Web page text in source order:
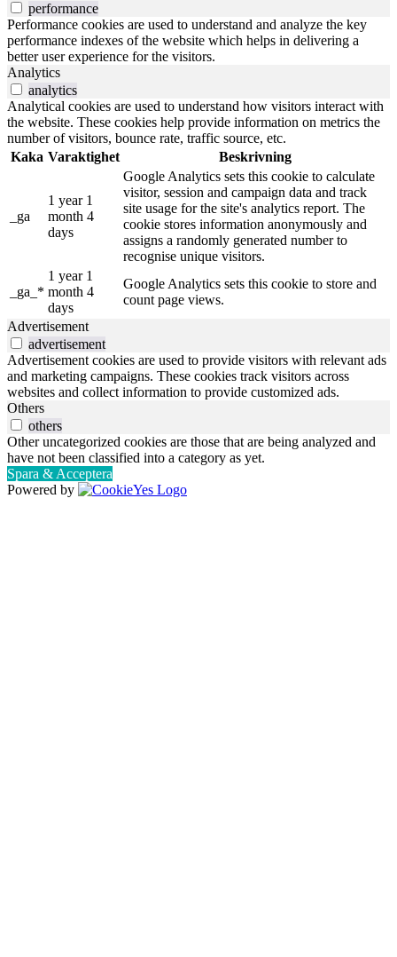
performance
Performance cookies are used to understand and analyze the key
performance indexes of the website which helps in delivering a
better user experience for the visitors.
Analytics
analytics
Analytical cookies are used to understand how visitors interact with
the website. These cookies help provide information on metrics the
number of visitors, bounce rate, traffic source, etc.
Kaka Varaktighet Beskrivning
_ga
1 year 1
month 4
days
Google Analytics sets this cookie to calculate
visitor, session and campaign data and track
site usage for the site's analytics report. The
cookie stores information anonymously and
assigns a randomly generated number to
recognise unique visitors.
_ga_*
1 year 1
month 4
days
Google Analytics sets this cookie to store and
count page views.
Advertisement
advertisement
Advertisement cookies are used to provide visitors with relevant ads
and marketing campaigns. These cookies track visitors across
websites and collect information to provide customized ads.
Others
others
Other uncategorized cookies are those that are being analyzed and
have not been classified into a category as yet.
Spara & Acceptera
Powered by